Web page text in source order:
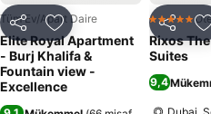
Paylaş Favorilerime ekle
Tüm Ev/Apart Daire
Elite Royal Apartment
- Burj Khalifa &
Fountain view -
Excellence
Paylaş
5 Yıldız
Rixos
Suites
9,4